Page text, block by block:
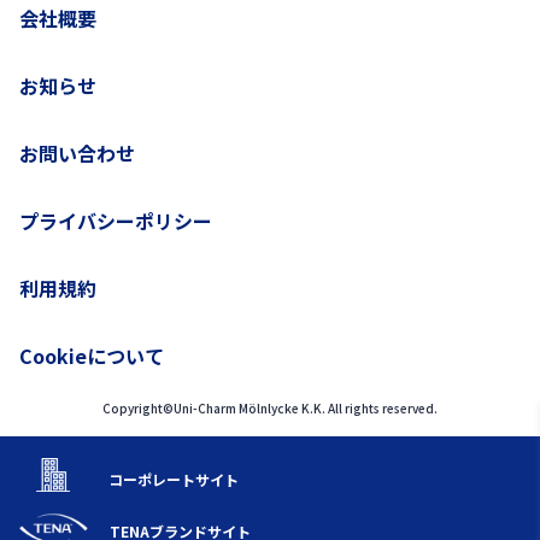
会社概要
お知らせ
お問い合わせ
プライバシーポリシー
利用規約
Cookieについて
Copyright©Uni-Charm Mölnlycke K.K. All rights reserved.
コーポレートサイト
TENAブランドサイト